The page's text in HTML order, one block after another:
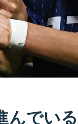
んでい